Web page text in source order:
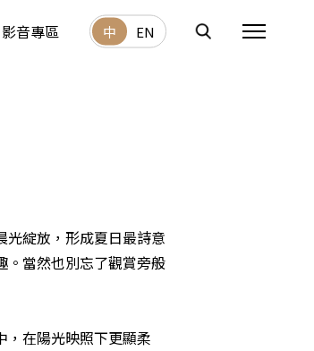
影音專區 中 EN
綻放，形成夏日最詩意
。當然也別忘了觀賞旁般
在陽光映照下更顯柔